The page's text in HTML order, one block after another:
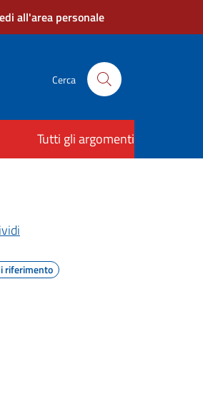
all'area personale
Cerca
Tutti gli argomenti
riferimento